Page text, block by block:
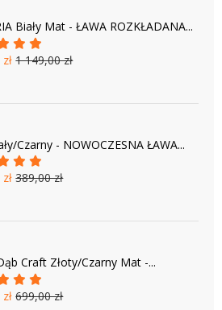
Biały Mat - ŁAWA ROZKŁADANA...
1 149,00 zł
Czarny - NOWOCZESNA ŁAWA...
389,00 zł
Craft Złoty/Czarny Mat -...
699,00 zł